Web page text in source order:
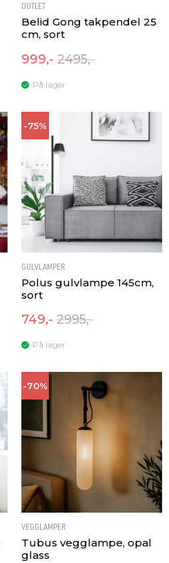
OUTLET
Belid Gong takpendel 25
cm, sort
999,- 2495,-
På lager
-75%
GULVLAMPER
Polus gulvlampe 145cm,
sort
749,- 2995,-
På lager
-70%
VEGGLAMPER
Tubus vegglampe, opal
glass